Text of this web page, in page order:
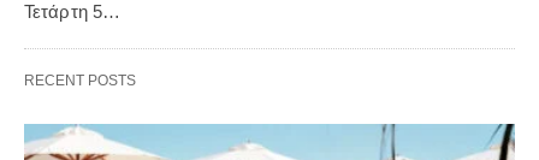
Τετάρτη 5…
RECENT POSTS